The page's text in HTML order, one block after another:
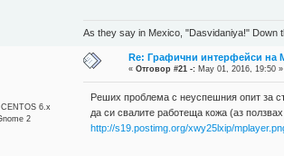
As they say in Mexico, "Dasvidaniya!" Down
6.x
2
Re: Графични интерфейси на
«Отговор #21 -: May 01, 2016, 19:50 »
Реших проблема с неуспешния опит за
да си свалите работеща кожа (аз
http://s19.postimg.org/xwy25lxip/